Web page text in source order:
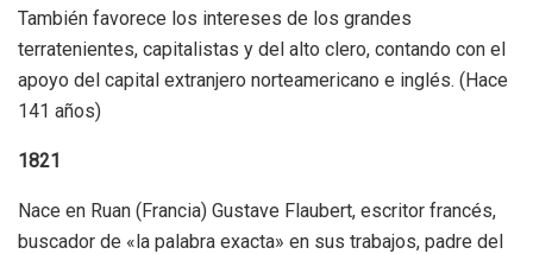
También favorece los intereses de los grandes
terratenientes, capitalistas y del alto clero, contando con el
apoyo del capital extranjero norteamericano e inglés. (Hace
141 años)
1821
Nace en Ruan (Francia) Gustave Flaubert, escritor francés,
buscador de «la palabra exacta» en sus trabajos, padre del